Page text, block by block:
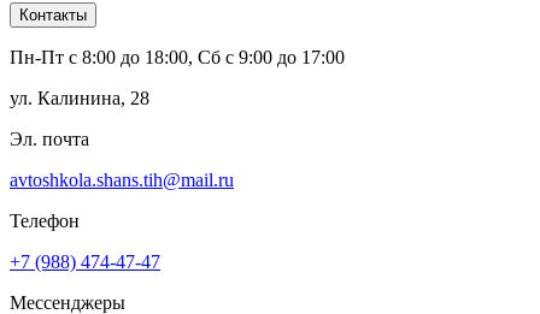
Контакты
Пн-Пт с 8:00 до 18:00, Сб с 9:00 до 17:00
ул. Калинина, 28
Эл. почта
avtoshkola.shans.tih@mail.ru
Телефон
+7 (988) 474-47-47
Мессенджеры